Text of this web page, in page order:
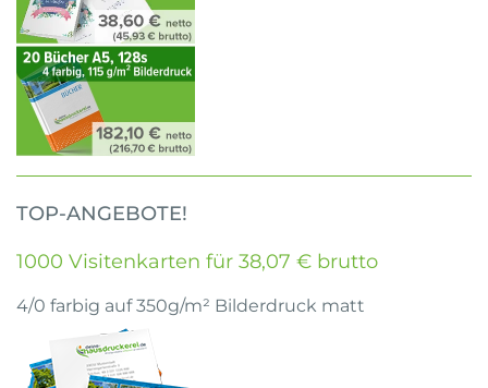
TOP-ANGEBOTE!
1000 Visitenkarten für 38,07 € brutto
4/0 farbig auf 350g/m² Bilderdruck matt